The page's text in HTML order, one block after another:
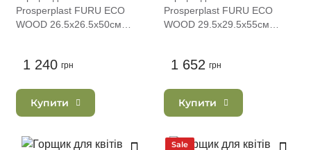
Prosperplast FURU ECO
WOOD 26.5х26.5х50см
4625)
1 240 грн
Купити
Prosperplast FURU ECO
WOOD 29.5х29.5х55см
4665)
1 652 грн
Купити
Sale